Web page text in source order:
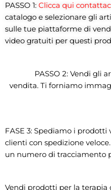
PASSO 1: Clicca qui
catalogo e selezionare gli
sulle tue piattaforme di
video gratuiti per questi
PASSO 2: Vendi gli
vendita. Ti forniamo
FASE 3: Spediamo i
clienti con spedizione
un numero di tracciamento
Vendi prodotti per la terapia